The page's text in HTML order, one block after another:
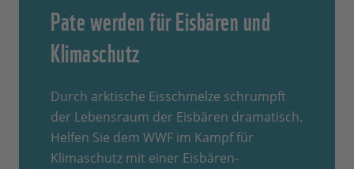
Pate werden für Eisbären und
Klimaschutz
Durch arktische Eisschmelze schrumpft
der Lebensraum der Eisbären dramatisch.
Helfen Sie dem WWF im Kampf für
Klimaschutz mit einer Eisbären-